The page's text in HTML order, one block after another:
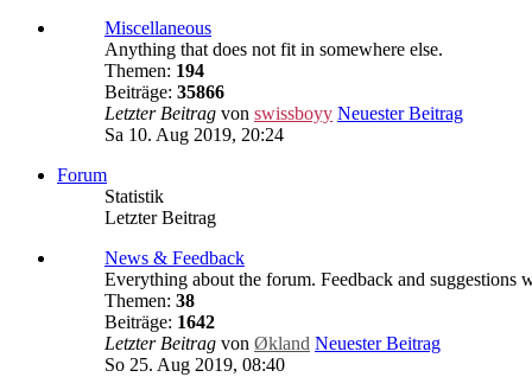
Miscellaneous
Anything that does not fit in somewhere else.
Themen: 194
Beiträge: 35866
Letzter Beitrag von swissboyy Neuester Beitrag
Sa 10. Aug 2019, 20:24
Forum
Statistik
Letzter Beitrag
News & Feedback
Everything about the forum. Feedback and suggestions
Themen: 38
Beiträge: 1642
Letzter Beitrag von Økland Neuester Beitrag
So 25. Aug 2019, 08:40